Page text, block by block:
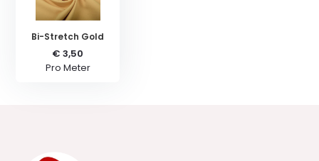
Bi-Stretch Gold
€ 3,50
Pro Meter